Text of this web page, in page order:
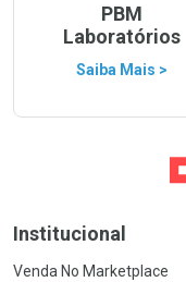
PBM
Laboratórios
Saiba Mais >
Ir
Institucional
Venda No Marketplace